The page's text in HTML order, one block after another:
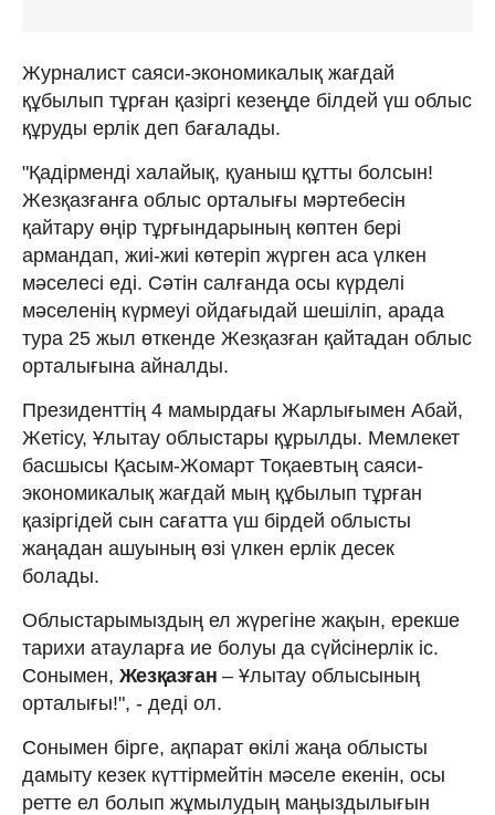
Журналист саяси-экономикалық жағдай
құбылып тұрған қазіргі кезеңде білдей үш облыс
құруды ерлік деп бағалады.
"Қадірменді халайық, қуаныш құтты болсын!
Жезқазғанға облыс орталығы мәртебесін
қайтару өңір тұрғындарының көптен бері
армандап, жиі-жиі көтеріп жүрген аса үлкен
мәселесі еді. Сәтін салғанда осы күрделі
мәселенің күрмеуі ойдағыдай шешіліп, арада
тура 25 жыл өткенде Жезқазған қайтадан облыс
орталығына айналды.
Президенттің 4 мамырдағы Жарлығымен Абай,
Жетісу, Ұлытау облыстары құрылды. Мемлекет
басшысы Қасым-Жомарт Тоқаевтың саяси-
экономикалық жағдай мың құбылып тұрған
қазіргідей сын сағатта үш бірдей облысты
жаңадан ашуының өзі үлкен ерлік десек
болады.
Облыстарымыздың ел жүрегіне жақын, ерекше
тарихи атауларға ие болуы да сүйсінерлік іс.
Сонымен, Жезқазған – Ұлытау облысының
орталығы!", - деді ол.
Сонымен бірге, ақпарат өкілі жаңа облысты
дамыту кезек күттірмейтін мәселе екенін, осы
ретте ел болып жұмылудың маңыздылығын